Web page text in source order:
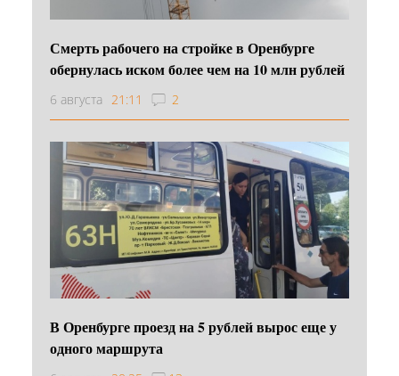
Смерть рабочего на стройке в Оренбурге
обернулась иском более чем на 10 млн рублей
6 августа 21:11 2
В Оренбурге проезд на 5 рублей вырос еще у
одного маршрута